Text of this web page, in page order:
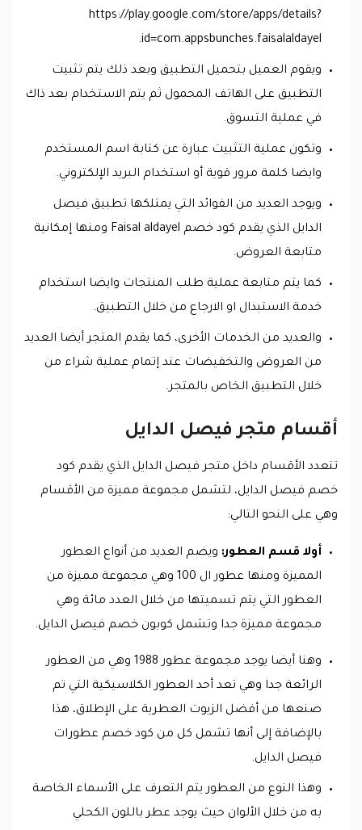
https://play.google.com/store/apps/details?
id=com.appsbunches.faisalaldayel.
ويقوم العميل بتحميل التطبيق وبعد ذلك يتم تثبيت
التطبيق على الهاتف المحمول ثم يتم الاستخدام بعد ذاك
في عملية التسوق.
وتكون عملية التثبيت عبارة عن كتابة اسم المستخدم
وايضا كلمة مرور قوية أو استخدام البريد الإلكتروني.
ويوجد العديد من الفوائد التي يمتلكها تطبيق فيصل
الدايل الذي يقدم كود خصم Faisal aldayel ومنها إمكانية
متابعة العروض.
كما يتم متابعة عملية طلب المنتجات وايضا استخدام
خدمة الاستبدال او الارجاع من خلال التطبيق.
والعديد من الخدمات الأخرى، كما يقدم المتجر أيضا العديد
من العروض والتخفيضات عند إتمام عملية شراء من
خلال التطبيق الخاص بالمتجر.
أقسام متجر فيصل الدايل
تتعدد الأقسام داخل متجر فيصل الدايل الذي يقدم كود
خصم فيصل الدايل، لتشمل مجموعة مميزة من الأقسام
وهي على النحو التالي:
أولا قسم العطور: ويضم العديد من أنواع العطور
المميزة ومنها عطور ال 100 وهي مجموعة مميزة من
العطور التي يتم تسميتها من خلال العدد مائة وهي
مجموعة مميزة جدا وتشمل كوبون خصم فيصل الدايل.
وهنا أيضا يوجد مجموعة عطور 1988 وهي من العطور
الرائعة جدا وهي تعد أحد العطور الكلاسيكية التي تم
صنعها من أفضل الزيوت العطرية على الإطلاق، هذا
بالإضافة إلى أنها تشمل كل من كود خصم عطورات
فيصل الدايل.
وهذا النوع من العطور يتم التعرف على الأسماء الخاصة
به من خلال الألوان حيث يوجد عطر باللون الكحلي